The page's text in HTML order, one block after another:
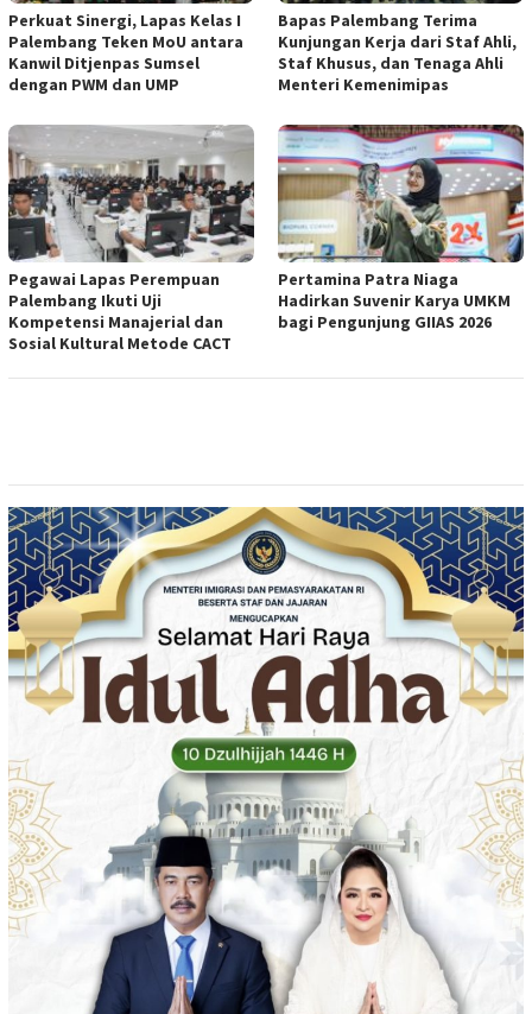
Perkuat Sinergi, Lapas Kelas I
Palembang Teken MoU antara
Kanwil Ditjenpas Sumsel
dengan PWM dan UMP
Bapas Palembang Terima
Kunjungan Kerja dari Staf Ahli,
Staf Khusus, dan Tenaga Ahli
Menteri Kemenimipas
Pegawai Lapas Perempuan
Palembang Ikuti Uji
Kompetensi Manajerial dan
Sosial Kultural Metode CACT
Pertamina Patra Niaga
Hadirkan Suvenir Karya UMKM
bagi Pengunjung GIIAS 2026